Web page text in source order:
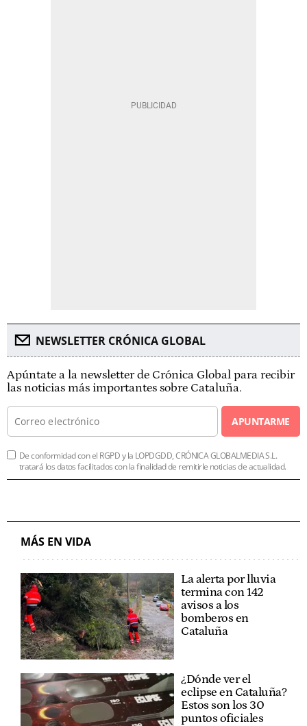
NEWSLETTER CRÓNICA GLOBAL
Apúntate a la newsletter de Crónica Global para recibir
las noticias más importantes sobre Cataluña.
APUNTARME
De conformidad con el RGPD y la LOPDGDD, CRÓNICA GLOBALMEDIA S.L.
tratará los datos facilitados con la finalidad de remitirle noticias de actualidad.
MÁS EN VIDA
La alerta por lluvia
termina con 142
avisos a los
bomberos en
Cataluña
¿Dónde ver el
eclipse en Cataluña?
Estos son los 30
puntos oficiales